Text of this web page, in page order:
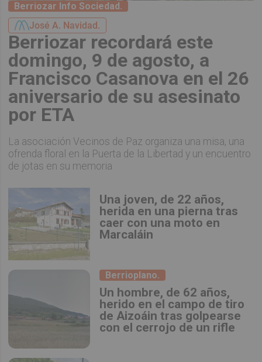
Berriozar Info Sociedad.
José A. Navidad.
Berriozar recordará este
domingo, 9 de agosto, a
Francisco Casanova en el 26
aniversario de su asesinato
por ETA
La asociación Vecinos de Paz organiza una misa, una
ofrenda floral en la Puerta de la Libertad y un encuentro
de jotas en su memoria
Una joven, de 22 años,
herida en una pierna tras
caer con una moto en
Marcaláin
Berrioplano.
Un hombre, de 62 años,
herido en el campo de tiro
de Aizoáin tras golpearse
con el cerrojo de un rifle